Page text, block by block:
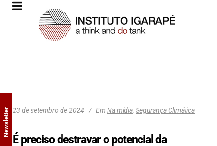
23 de setembro de 2024 Em Na mídia, Segurança Climática
É preciso destravar o potencial da
Newsletter